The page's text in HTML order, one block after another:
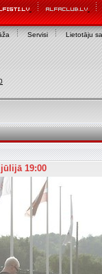
Servisi Lietotāju
19:00